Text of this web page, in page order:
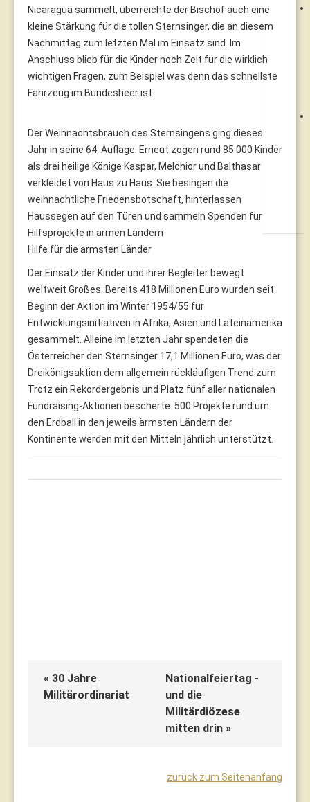
Nicaragua sammelt, überreichte der Bischof auch eine
kleine Stärkung für die tollen Sternsinger, die an diesem
Nachmittag zum letzten Mal im Einsatz sind. Im
Anschluss blieb für die Kinder noch Zeit für die wirklich
wichtigen Fragen, zum Beispiel was denn das schnellste
Fahrzeug im Bundesheer ist.
Der Weihnachtsbrauch des Sternsingens ging dieses
Jahr in seine 64. Auflage: Erneut zogen rund 85.000 Kinder
als drei heilige Könige Kaspar, Melchior und Balthasar
verkleidet von Haus zu Haus. Sie besingen die
weihnachtliche Friedensbotschaft, hinterlassen
Haussegen auf den Türen und sammeln Spenden für
Hilfsprojekte in armen Ländern
Hilfe für die ärmsten Länder
Der Einsatz der Kinder und ihrer Begleiter bewegt
weltweit Großes: Bereits 418 Millionen Euro wurden seit
Beginn der Aktion im Winter 1954/55 für
Entwicklungsinitiativen in Afrika, Asien und Lateinamerika
gesammelt. Alleine im letzten Jahr spendeten die
Österreicher den Sternsinger 17,1 Millionen Euro, was der
Dreikönigsaktion dem allgemein rückläufigen Trend zum
Trotz ein Rekordergebnis und Platz fünf aller nationalen
Fundraising-Aktionen bescherte. 500 Projekte rund um
den Erdball in den jeweils ärmsten Ländern der
Kontinente werden mit den Mitteln jährlich unterstützt.
« 30 Jahre
Militärordinariat
Nationalfeiertag -
und die
Militärdiözese
mitten drin »
zurück zum Seitenanfang